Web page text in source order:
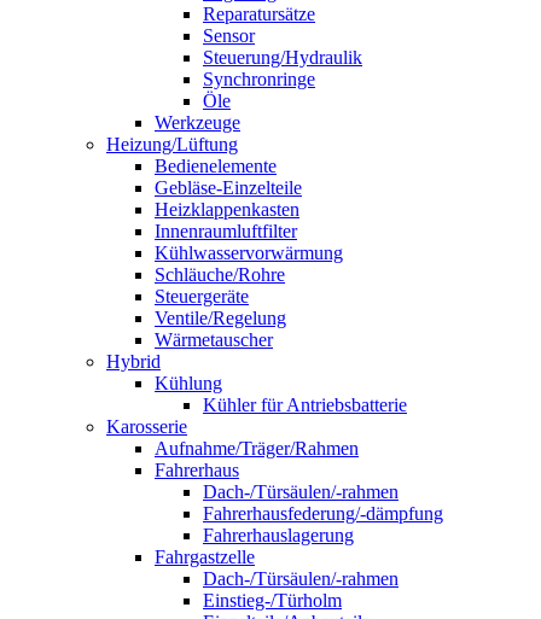
Reparatursätze
Sensor
Steuerung/Hydraulik
Synchronringe
Öle
Werkzeuge
Heizung/Lüftung
Bedienelemente
Gebläse-Einzelteile
Heizklappenkasten
Innenraumluftfilter
Kühlwasservorwärmung
Schläuche/Rohre
Steuergeräte
Ventile/Regelung
Wärmetauscher
Hybrid
Kühlung
Kühler für Antriebsbatterie
Karosserie
Aufnahme/Träger/Rahmen
Fahrerhaus
Dach-/Türsäulen/-rahmen
Fahrerhausfederung/-dämpfung
Fahrerhauslagerung
Fahrgastzelle
Dach-/Türsäulen/-rahmen
Einstieg-/Türholm